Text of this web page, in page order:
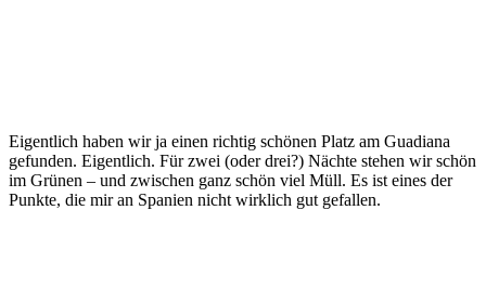
Eigentlich haben wir ja einen richtig schönen Platz am Guadiana
gefunden. Eigentlich. Für zwei (oder drei?) Nächte stehen wir schön
im Grünen – und zwischen ganz schön viel Müll. Es ist eines der
Punkte, die mir an Spanien nicht wirklich gut gefallen.